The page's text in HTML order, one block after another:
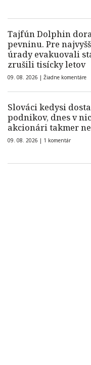
Tajfún Dolphin
pevninu. Pre
úrady evakuovali
zrušili tisícky letov
09. 08. 2026 | Žiadne komentáre
Slováci kedysi
podnikov, dnes v
akcionári takmer
09. 08. 2026 | 1 komentár